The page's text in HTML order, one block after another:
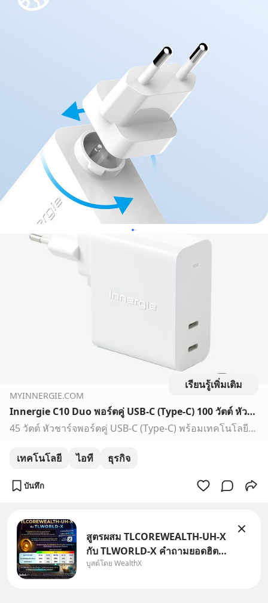
เรียนรู้เพิ่มเติม
MYINNERGIE.COM
Innergie C10 Duo พอร์ตคู่ USB-C (Type-C) 100 วัตต์ หัวชาร์จ One For All (Delta Electronics)
45 วัตต์ หัวชาร์จพอร์ตคู่ USB-C (Type-C) พร้อมเทคโนโลยีการจัดสรรพลังงานแบบไดนามิกส์ ชาร์จเร็ว PD ให้ iPhone 13 Pro Max สูงสุด 27 วัตต์ ชาร์จเร็ว MacBook Air ได้
เทคโนโลยี ไอที ธุรกิจ
บันทึก
สูตรผสม TLCOREWEALTH-UH-X
กับ TLWORLD-X คำถามยอดฮิตที่
คนใช้ WealthX ถามเข้ามา
บูสต์โดย WealthX